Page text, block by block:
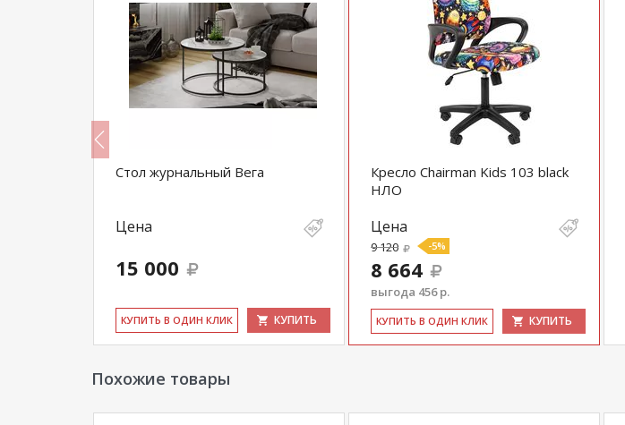
Стол журнальный Вега
Цена
15 000
КУ­ПИТЬ В ОДИН КЛИК КУПИТЬ
Кресло Chairman Kids 103 black
НЛО
Цена
9 120 -5%
8 664
выгода 456 р.
КУ­ПИТЬ В ОДИН КЛИК КУПИТЬ
Похожие товары